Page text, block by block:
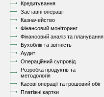
Кредитування
Заставні операції
Казначейство
Фінансовий моніторинг
Фінансовий аналіз та планування
Бухоблік та звітність
Аудит
Операційний супровід
Розробка продуктів та
методологія
Касові операції та грошовий обіг
Платіжні картки